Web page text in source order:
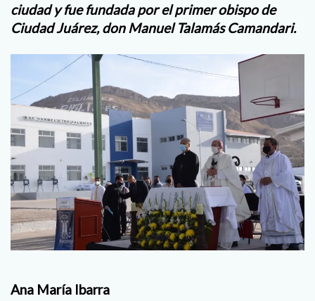
ciudad y fue fundada por el primer obispo de
Ciudad Juárez, don Manuel Talamás Camandari.
Ana María Ibarra